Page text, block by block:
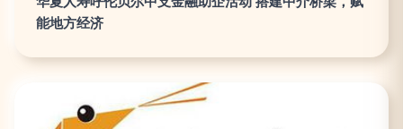
能地方经济